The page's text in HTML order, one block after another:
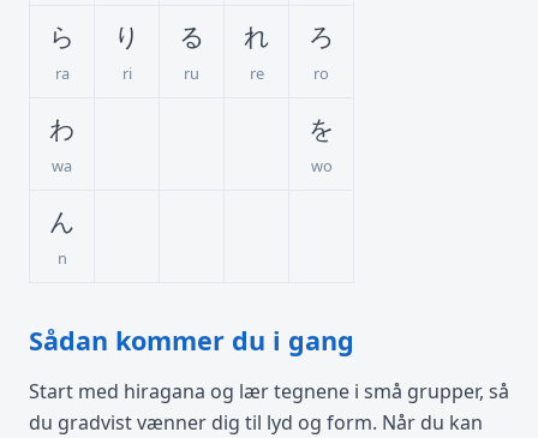
ら
ra
り
ri
る
ru
れ
re
ろ
ro
わ
wa
を
wo
ん
n
Sådan kommer du i gang
Start med hiragana og lær tegnene i små grupper, så
du gradvist vænner dig til lyd og form. Når du kan